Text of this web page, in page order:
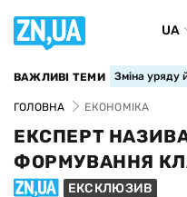
UA
ВАЖЛИВІ ТЕМИ Зміна уряду
ГОЛОВНА ЕКОНОМІКА
ЕКСПЕРТ
ФОРМУВАННЯ
ЕКСКЛЮЗИВ